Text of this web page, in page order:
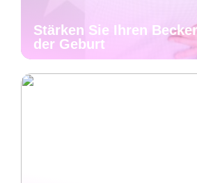
Stärken Sie Ihren
der Geburt